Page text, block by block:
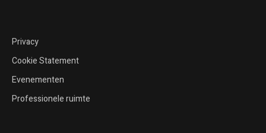
Privacy
Cookie Statement
Evenementen
Professionele ruimte